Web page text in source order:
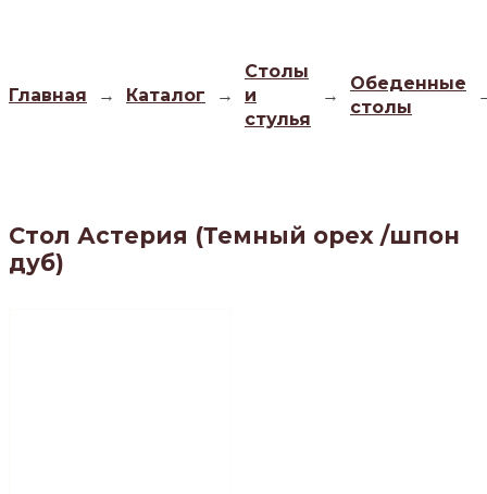
Главная → Каталог →
Столы
и
стулья
→
Обеденные
столы
Стол Астерия (Темный орех /шпон
дуб)